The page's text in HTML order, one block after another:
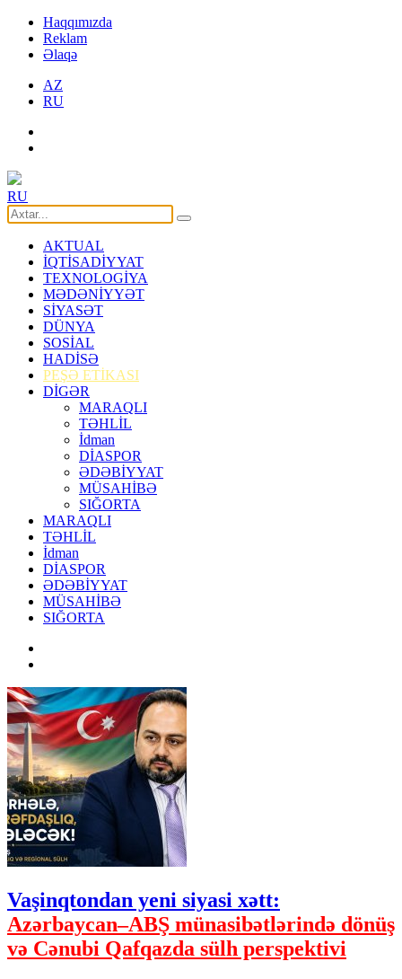
Haqqımızda
Reklam
Əlaqə
AZ
RU
RU
AKTUAL
İQTİSADİYYAT
TEXNOLOGİYA
MƏDƏNİYYƏT
SİYASƏT
DÜNYA
SOSİAL
HADİSƏ
PEŞƏ ETİKASI
DİGƏR
MARAQLI
TƏHLİL
İdman
DİASPOR
ƏDƏBİYYAT
MÜSAHİBƏ
SIĞORTA
MARAQLI
TƏHLİL
İdman
DİASPOR
ƏDƏBİYYAT
MÜSAHİBƏ
SIĞORTA
Vaşinqtondan yeni siyasi xətt:
Azərbaycan–ABŞ münasibətlərində dönüş
və Cənubi Qafqazda sülh perspektivi